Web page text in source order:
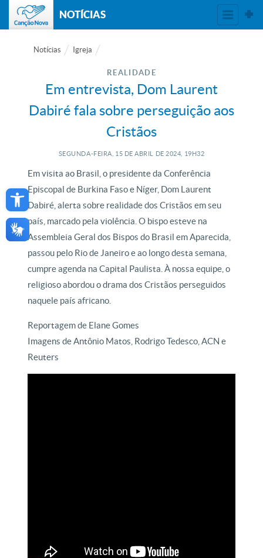
Open toolbar
NOTÍCIAS
Notícias Igreja
REALIDADE
Em entrevista, Dom Laurent
Dabiré fala sobre perseguição aos
Cristãos
SEGUNDA-FEIRA, 15 DE ABRIL DE 2024, 19H32
Em visita ao Brasil, o presidente da Conferência
Episcopal de Burkina Faso e Níger, Dom Laurent
Dabiré, alerta sobre realidade dos Cristãos em seu
país, marcado pela violência. O bispoesteve na
Assembleia Geral dos Bispos do Brasil em Aparecida,
passou pelo Rio de Janeiro e ao longo desta semana,
cumpre agenda na Capital Paulista. À nossa equipe, o
religioso abordou o drama dos Cristãos perseguidos
naquele país africano.
Reportagem de Elane Gomes
Imagens de Antônio Matos, Rodrigo Tedesco, ACN e
Reuters